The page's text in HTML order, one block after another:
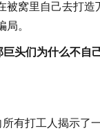
被窝里自己去打造
。
头们为什么不自
有打工人揭示了